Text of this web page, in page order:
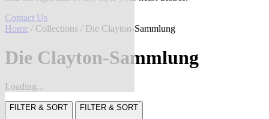
Contact Us
Home / Collections / Die Clayton-Sammlung
Die Clayton-Sammlung
Loading...
FILTER & SORT FILTER & SORT